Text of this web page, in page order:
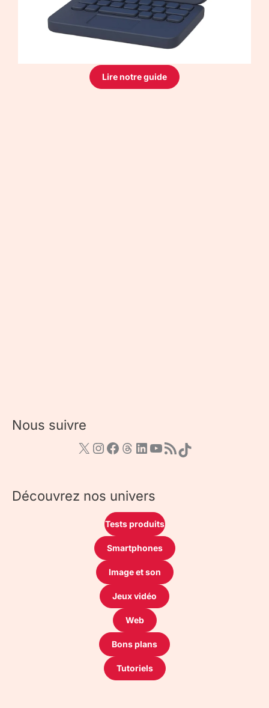
Lire notre guide
Nous suivre
Découvrez nos univers
Tests produits
Smartphones
Image et son
Jeux vidéo
Web
Bons plans
Tutoriels